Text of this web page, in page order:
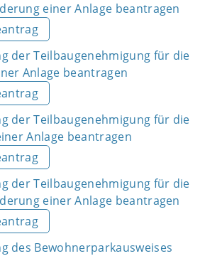
einer Anlage beantragen
der Teilbaugenehmigung für die
Anlage beantragen
der Teilbaugenehmigung für die
Anlage beantragen
der Teilbaugenehmigung für die
einer Anlage beantragen
des Bewohnerparkausweises